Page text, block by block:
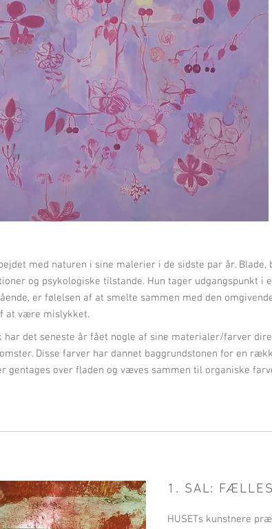
med naturen i sine malerier i de sidste par år.
og psykologiske tilstande. Hun tager udgangspunkt
er følelsen af at smelte sammen med den
at være mislykket.
har det seneste år fået nogle af sine materialer/farver
Disse farver har dannet baggrundstonen for en
gentages over fladen og væves sammen til organiske
1. SAL:
HUSETs kunstnere